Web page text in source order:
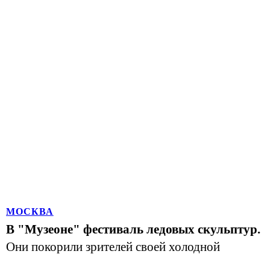
МОСКВА
В "Музеоне" фестиваль ледовых скульптур.
Они покорили зрителей своей холодной